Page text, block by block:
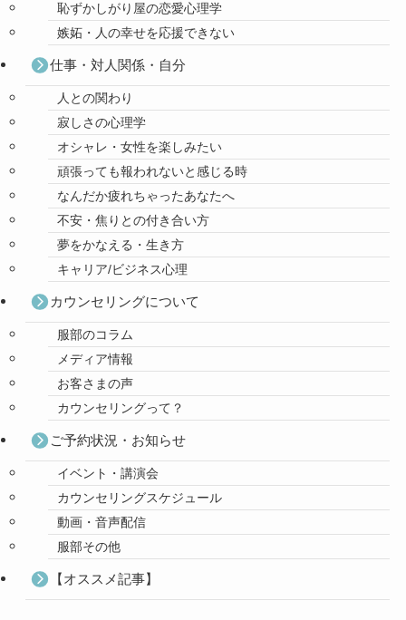
恥ずかしがり屋の恋愛心理学
嫉妬・人の幸せを応援できない
仕事・対人関係・自分
人との関わり
寂しさの心理学
オシャレ・女性を楽しみたい
頑張っても報われないと感じる時
なんだか疲れちゃったあなたへ
不安・焦りとの付き合い方
夢をかなえる・生き方
キャリア/ビジネス心理
カウンセリングについて
服部のコラム
メディア情報
お客さまの声
カウンセリングって？
ご予約状況・お知らせ
イベント・講演会
カウンセリングスケジュール
動画・音声配信
服部その他
【オススメ記事】